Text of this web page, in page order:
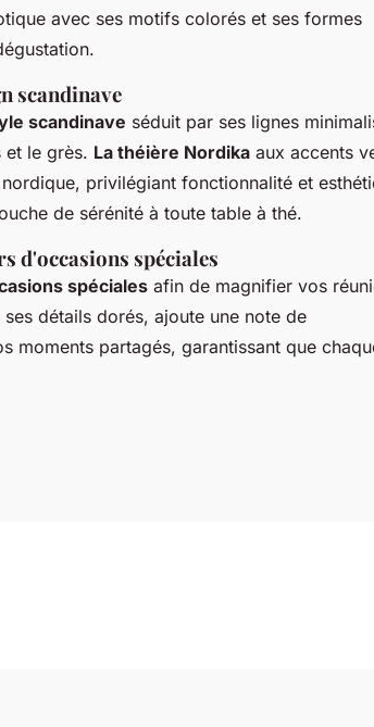
avec ses motifs colorés et ses formes
scandinave
scandinave séduit par ses lignes
et le grès. La théière Nordika aux accents
privilégiant fonctionnalité et
de sérénité à toute table à thé.
d'occasions spéciales
spéciales afin de magnifier vos
ses détails dorés, ajoute une note de
moments partagés, garantissant que